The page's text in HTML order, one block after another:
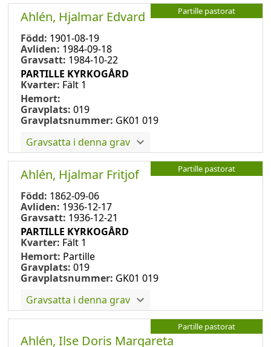
Partille pastorat
Ahlén, Hjalmar Edvard
Född: 1901-08-19
Avliden: 1984-09-18
Gravsatt: 1984-10-22
PARTILLE KYRKOGÅRD
Kvarter: Fält 1
Hemort:
Gravplats: 019
Gravplatsnummer: GK01 019
Gravsatta i denna grav
Partille pastorat
Ahlén, Hjalmar Fritjof
Född: 1862-09-06
Avliden: 1936-12-17
Gravsatt: 1936-12-21
PARTILLE KYRKOGÅRD
Kvarter: Fält 1
Hemort: Partille
Gravplats: 019
Gravplatsnummer: GK01 019
Gravsatta i denna grav
Partille pastorat
Ahlén, Ilse Doris Margareta